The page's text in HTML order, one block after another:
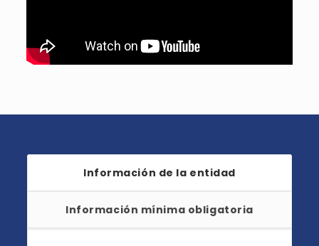
Información de la entidad
Información mínima obligatoria